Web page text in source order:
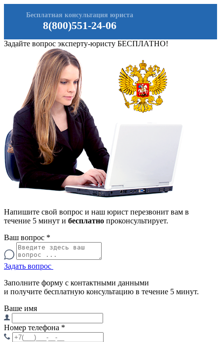
8(800)551-24-06
Бесплатная консультация юриста
Задайте вопрос эксперту-юристу БЕСПЛАТНО!
Напишите свой вопрос и наш юрист перезвонит вам в
течение 5 минут и бесплатно проконсультирует.
Ваш вопрос *
Задать вопрос
Заполните форму с контактными данными
и получите бесплатную консультацию в течение 5 минут.
Ваше имя
Номер телефона *